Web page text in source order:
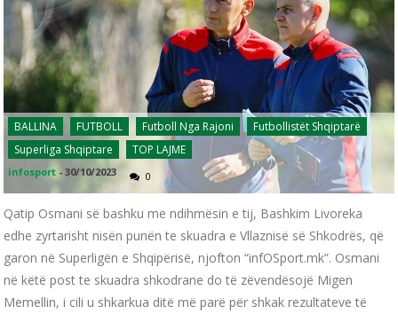
BALLINA FUTBOLL Futboll Nga Rajoni
Futbollistët Shqiptarë
Superliga Shqiptare
TOP LAJME
infosport -30/10/2023 0
Qatip Osmani së bashku me ndihmësin e tij, Bashkim Livoreka
edhe zyrtarisht nisën punën te skuadra e Vllaznisë së Shkodrës, që
garon në Superligën e Shqipërisë, njofton “infOSport.mk”. Osmani
në këtë post te skuadra shkodrane do të zëvendësojë Migen
Memellin, i cili u shkarkua ditë më parë për shkak rezultateve të